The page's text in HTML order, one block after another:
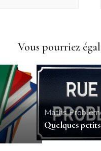
Vous pourriez
Maths
Quelques